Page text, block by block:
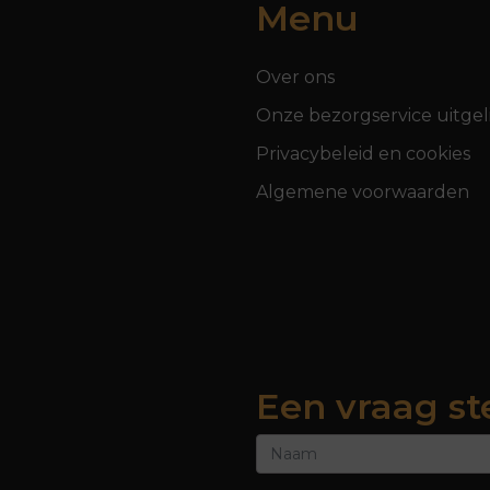
Menu
Over ons
Onze bezorgservice
Privacybeleid en cookies
Algemene voorwaarden
Een vraag